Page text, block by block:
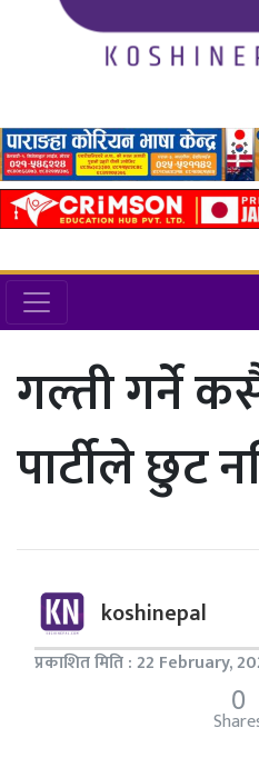
गल्ती गर्ने
पार्टीले छुट
koshinepal
प्रकाशित मिति : 22 February,
0